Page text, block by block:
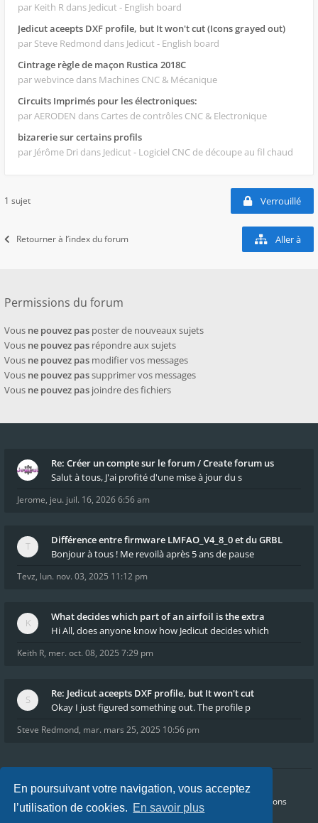
En poursuivant votre navigation, vous acceptez
l’utilisation de cookies. En savoir plus
par Keith R dans Jedicut - English board
Jedicut aceepts DXF profile, but It won't cut (Icons grayed out)
par Steve Redmond dans Jedicut - English board
Cintrage règle de maçon Rustica 2018C
par webvince dans Machines CNC & Mécanique
Circuits Imprimés pour les électroniques:
par AERODEN dans Cartes de contrôles CNC & Electronique
bizarerie sur certains profils
par Jérôme Dri dans Jedicut - Logiciel CNC de découpe au fil chaud
Verrouillé
1 sujet
Retourner à l’index du forum Aller à
Permissions du forum
Vous ne pouvez pas poster de nouveaux sujets
Vous ne pouvez pas répondre aux sujets
Vous ne pouvez pas modifier vos messages
Vous ne pouvez passupprimer vos messages
Vous ne pouvez pas joindre des fichiers
Re: Créer un compte sur le forum / Create forum us
Salut à tous, J'ai profité d'une mise à jour du s
Jerome, jeu. juil. 16, 2026 6:56 am
Différence entre firmware LMFAO_V4_8_0 et du GRBL
Bonjour à tous ! Me revoilà après 5 ans de pause
Tevz, lun. nov. 03, 2025 11:12 pm
What decides which part of an airfoil is the extra
Hi All, does anyone know how Jedicut decides which
Keith R, mer. oct. 08, 2025 7:29 pm
Re: Jedicut aceepts DXF profile, but It won't cut
Okay I just figured something out. The profile p
Steve Redmond, mar. mars 25, 2025 10:56 pm
Accueil Index du forum Confidentialité
Conditions